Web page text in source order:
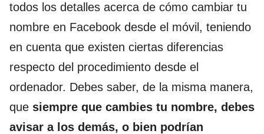
todos los detalles acerca de cómo cambiar tu
nombre en Facebook desde el móvil, teniendo
en cuenta que existen ciertas diferencias
respecto del procedimiento desde el
ordenador. Debes saber, de la misma manera,
que siempre que cambies tu nombre, debes
avisar a los demás, o bien podrían